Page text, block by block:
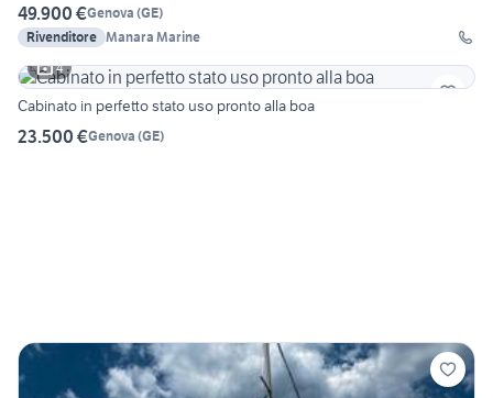
49.900 €Genova (GE)
Rivenditore Manara Marine
4
Cabinato in perfetto stato uso pronto alla boa
23.500 €Genova (GE)